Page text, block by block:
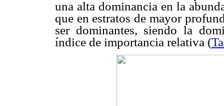
una alta dominancia en la
que en estratos de mayor
ser dominantes, siendo la
índice de importancia relativa (